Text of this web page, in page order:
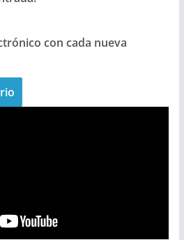
con cada nueva